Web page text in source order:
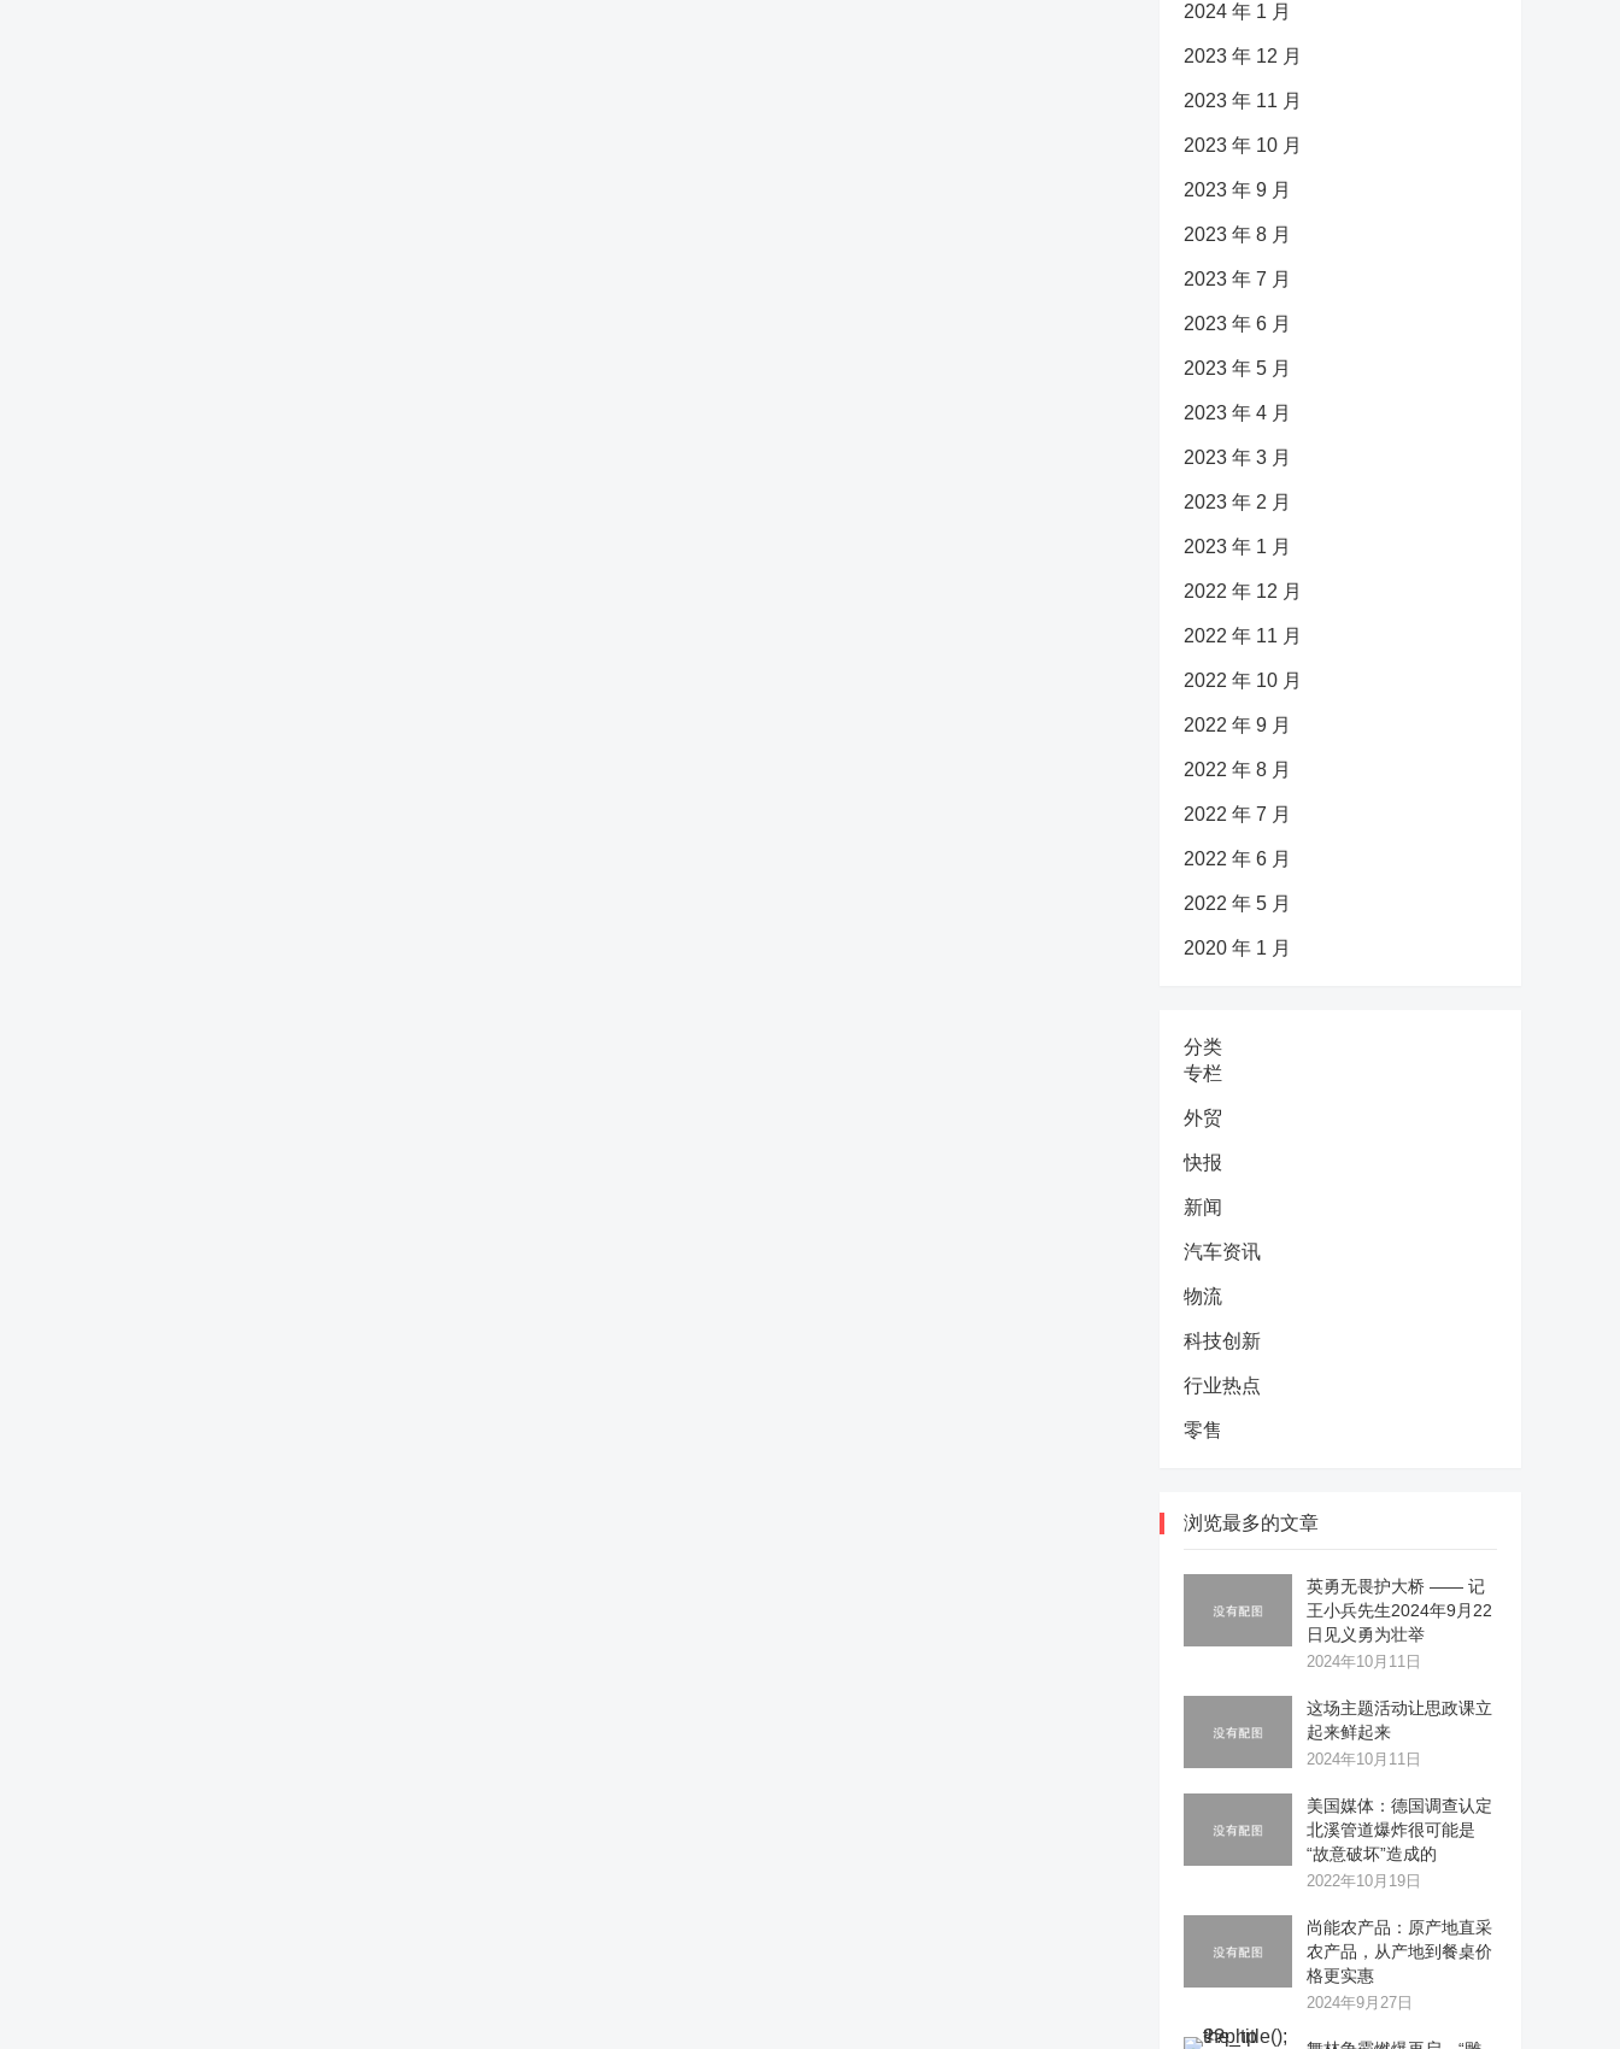
2024 年 1 月
2023 年 12 月
2023 年 11 月
2023 年 10 月
2023 年 9 月
2023 年 8 月
2023 年 7 月
2023 年 6 月
2023 年 5 月
2023 年 4 月
2023 年 3 月
2023 年 2 月
2023 年 1 月
2022 年 12 月
2022 年 11 月
2022 年 10 月
2022 年 9 月
2022 年 8 月
2022 年 7 月
2022 年 6 月
2022 年 5 月
2020 年 1 月
分类
专栏
外贸
快报
新闻
汽车资讯
物流
科技创新
行业热点
零售
浏览最多的文章
英勇无畏护大桥 —— 记
王小兵先生2024年9月22
日见义勇为壮举
2024年10月11日
这场主题活动让思政课立
起来鲜起来
2024年10月11日
美国媒体：德国调查认定
北溪管道爆炸很可能是
“故意破坏”造成的
2022年10月19日
尚能农产品：原产地直采
农产品，从产地到餐桌价
格更实惠
2024年9月27日